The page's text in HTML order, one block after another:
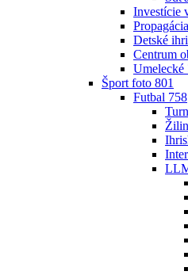
Investície
Propagácia
Detské
Centrum
Umelecké
Šport foto 801
Futbal 758